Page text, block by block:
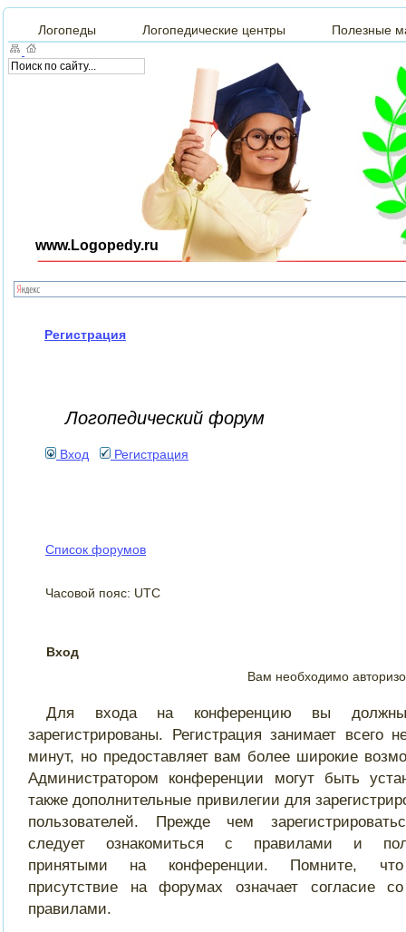
Логопеды Логопедические центры Полезные
www.Logopedy.ru
Регистрация
Логопедический форум
Вход Регистрация
Список форумов
Часовой пояс: UTC
Вход
Вам необходимо
Для входа на конференцию вы
зарегистрированы. Регистрация занимает всего
минут, но предоставляет вам более широкие
Администратором конференции могут быть
также дополнительные привилегии для
пользователей. Прежде чем
следует ознакомиться с правилами и
принятыми на конференции. Помните,
присутствие на форумах означает согласие
правилами.